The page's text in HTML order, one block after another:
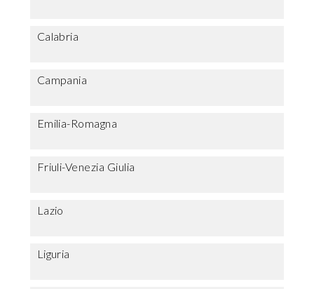
Calabria
Campania
Emilia-Romagna
Friuli-Venezia Giulia
Lazio
Liguria